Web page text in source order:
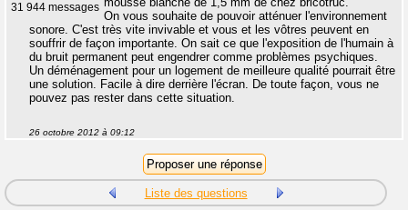
31 944 messages
On vous souhaite de pouvoir atténuer l'environnement
sonore. C'est très vite invivable et vous et les vôtres peuvent en
souffrir de façon importante. On sait ce que l'exposition de l'humain à
du bruit permanent peut engendrer comme problèmes psychiques.
Un déménagement pour un logement de meilleure qualité pourrait être
une solution. Facile à dire derrière l'écran. De toute façon, vous ne
pouvez pas rester dans cette situation.
26 octobre 2012 à 09:12
Liste des questions